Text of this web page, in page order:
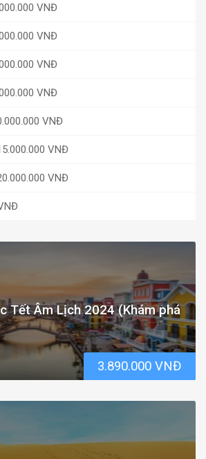
VNĐ
VNĐ
VNĐ
VNĐ
VNĐ
VNĐ
VNĐ
Tết Âm Lịch 2024 (Khám phá
3.890.000 VNĐ